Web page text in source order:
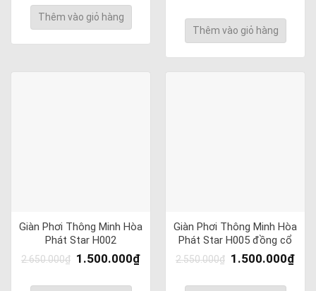
Thêm vào giỏ hàng
Thêm vào giỏ hàng
Giàn Phơi Thông Minh Hòa
Phát Star H002
2.650.000₫ 1.500.000₫
Giàn Phơi Thông Minh Hòa
Phát Star H005 đồng cổ
2.550.000₫ 1.500.000₫